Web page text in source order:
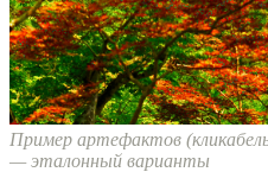
Пример артефактов
— эталонный варианты